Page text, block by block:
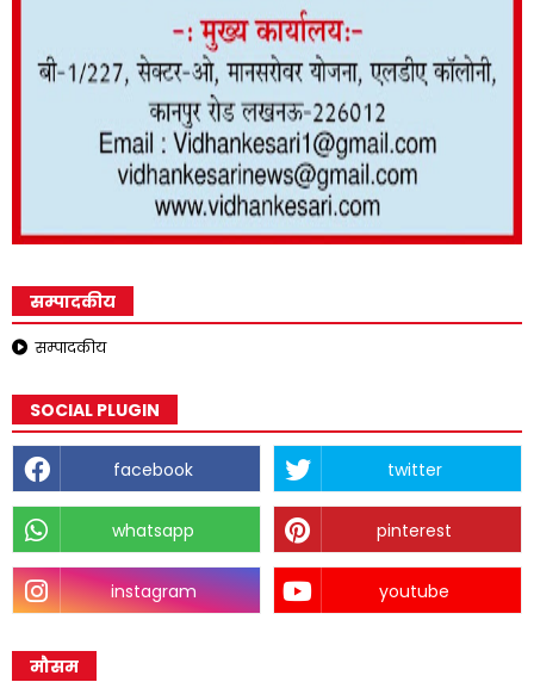
सम्पादकीय
सम्पादकीय
SOCIAL PLUGIN
facebook twitter
whatsapp pinterest
instagram youtube
मौसम